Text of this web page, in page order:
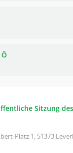
Sitzung
Platz 1, 51373